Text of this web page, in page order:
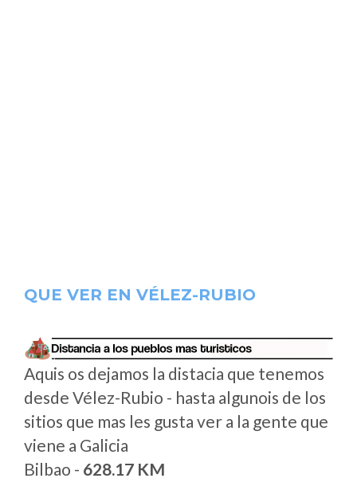
QUE VER EN VÉLEZ-RUBIO
Aquis os dejamos la distacia que tenemos
desde Vélez-Rubio - hasta algunois de los
sitios que mas les gusta ver a la gente que
viene a Galicia
Bilbao - 628.17 KM